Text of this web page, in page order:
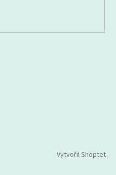
Vytvořil Shoptet